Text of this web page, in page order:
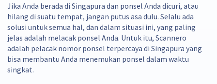
Jika Anda berada di Singapura dan ponsel Anda dicuri, atau
hilang di suatu tempat, jangan putus asa dulu. Selalu ada
solusi untuk semua hal, dan dalam situasi ini, yang paling
jelas adalah melacak ponsel Anda. Untuk itu, Scannero
adalah pelacak nomor ponsel terpercaya di Singapura yang
bisa membantu Anda menemukan ponsel dalam waktu
singkat.